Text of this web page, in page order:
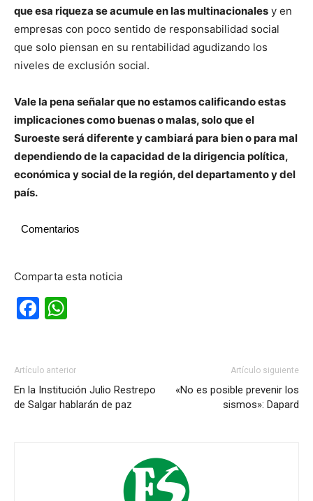
que esa riqueza se acumule en las multinacionales y en
empresas con poco sentido de responsabilidad social
que solo piensan en su rentabilidad agudizando los
niveles de exclusión social.
Vale la pena señalar que no estamos calificando estas
implicaciones como buenas o malas, solo que el
Suroeste será diferente y cambiará para bien o para mal
dependiendo de la capacidad de la dirigencia política,
económica y social de la región, del departamento y del
país.
Comentarios
Comparta esta noticia
Facebook
Artículo anterior
En la Institución Julio Restrepo
de Salgar hablarán de paz
Artículo siguiente
«No es posible prevenir los
sismos»: Dapard